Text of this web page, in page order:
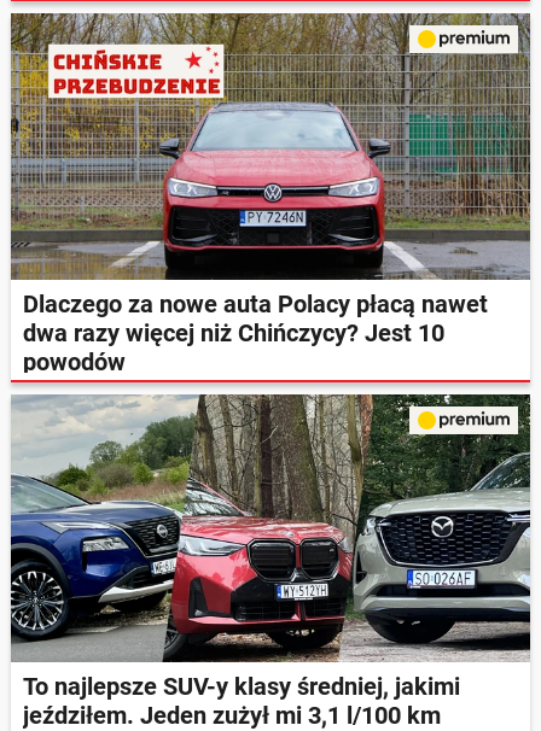
Dlaczego za nowe auta Polacy płacą nawet
dwa razy więcej niż Chińczycy? Jest 10
powodów
To najlepsze SUV-y klasy średniej, jakimi
jeździłem. Jeden zużył mi 3,1 l/100 km